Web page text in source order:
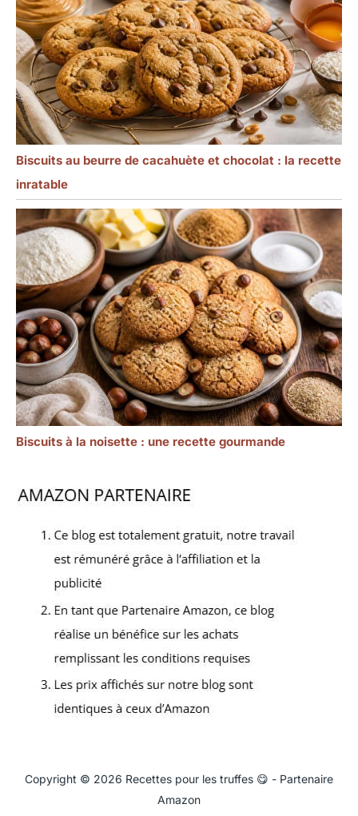
Biscuits au beurre de cacahuète et chocolat : la recette
inratable
Biscuits à la noisette : une recette gourmande
Copyright © 2026 Recettes pour les truffes 😋 - Partenaire
Amazon